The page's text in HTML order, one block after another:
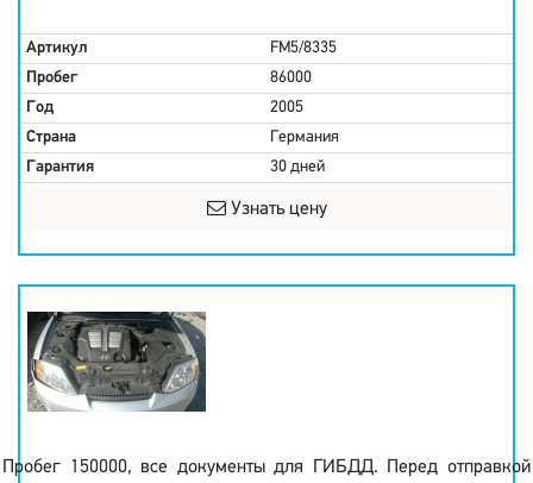
Артикул
FM5/8335
Пробег
86000
Год
2005
Страна
Германия
Гарантия
30 дней
Узнать цену
Пробег 150000, все документы для ГИБДД. Перед отправкой